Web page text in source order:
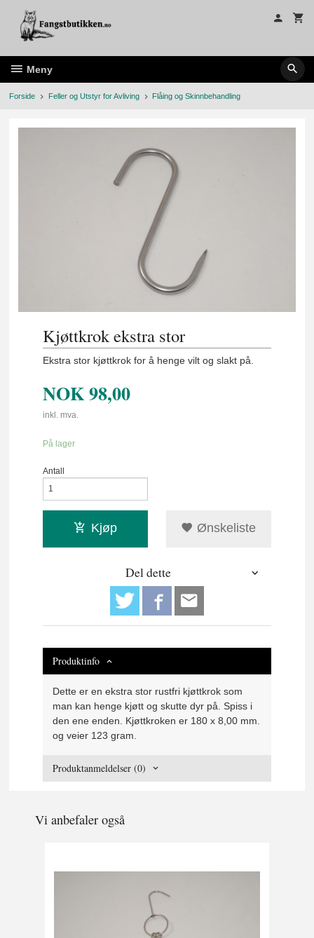
innholdet
Meny
Forside Feller og Utstyr for Avliving Flåing og Skinnbehandling
Kjøttkrok ekstra stor
Ekstra stor kjøttkrok for å henge vilt og slakt på.
NOK98,00
inkl. mva.
På lager
Antall
Kjøp Ønskeliste
Del dette
Produktinfo
Dette er en ekstra stor rustfri kjøttkrok som
man kan henge kjøtt og skutte dyr på. Spiss i
den ene enden. Kjøttkroken er 180 x 8,00 mm.
og veier 123 gram.
Produktanmeldelser (0)
Vi anbefaler også